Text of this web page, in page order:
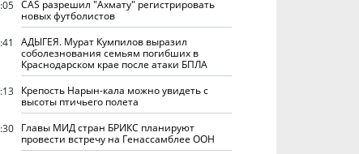
CAS разрешил "Ахмату" регистрировать
новых футболистов
АДЫГЕЯ. Мурат Кумпилов выразил
соболезнования семьям погибших в
Краснодарском крае после атаки БПЛА
Крепость Нарын-кала можно увидеть с
высоты птичьего полета
Главы МИД стран БРИКС планируют
провести встречу на Генассамблее ООН